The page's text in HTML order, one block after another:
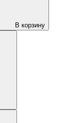
В корзину